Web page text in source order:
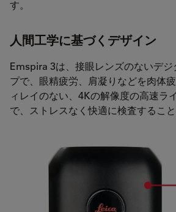
す。
人間工学に基づくデザイン
Emspira 3は、接眼レンズのないデ
プで、眼精疲労、肩凝りなどを肉体
ィレイのない、4Kの解像度の高速ラ
で、ストレスなく快適に検査すること